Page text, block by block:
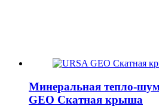
Минеральная тепло-
GEO Скатная крыша